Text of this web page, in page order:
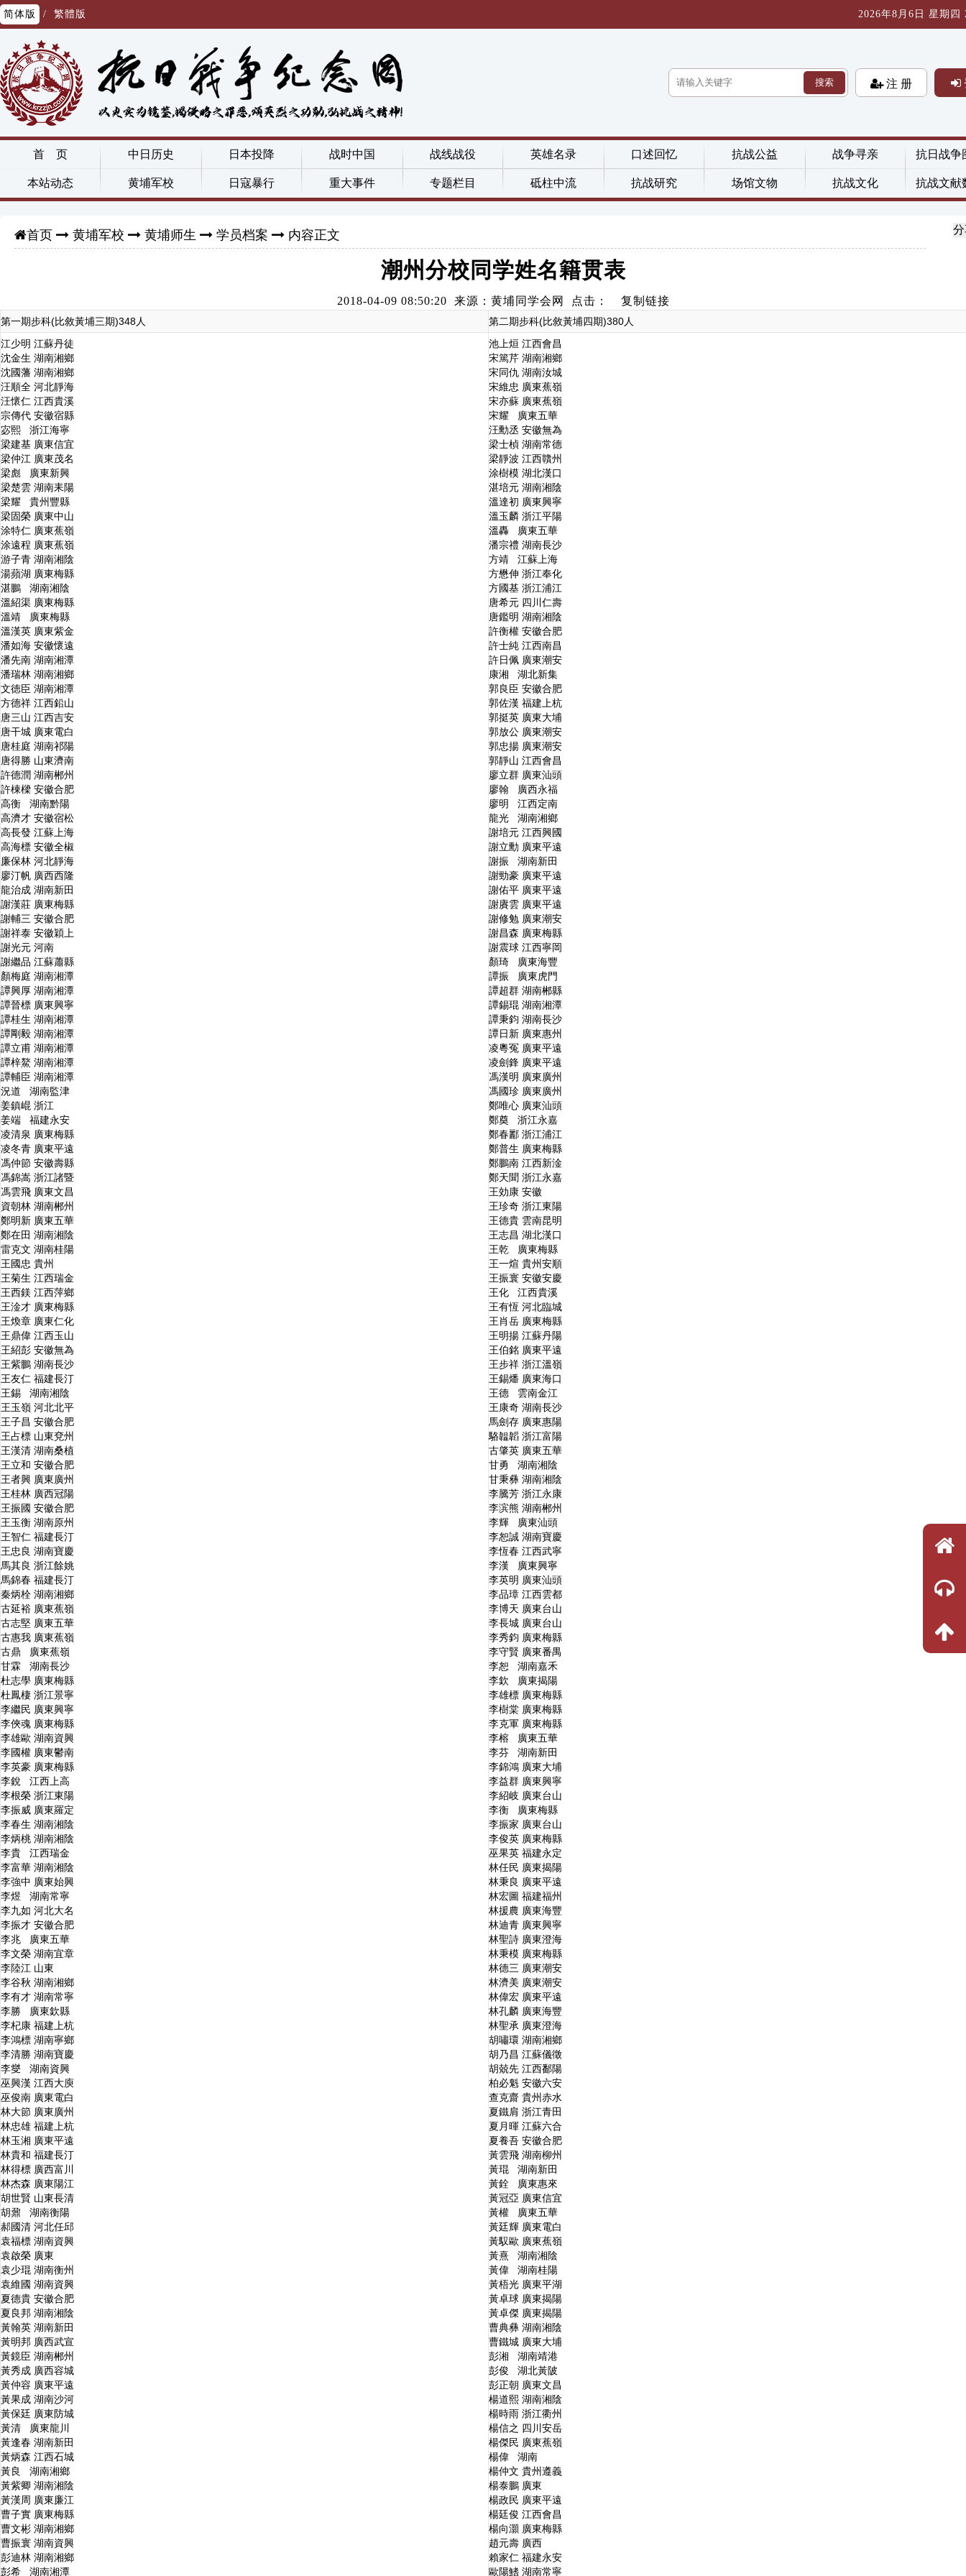
简体版 / 繁體版 2026年8月6日 星期四
搜索 注 册
首 页 中日历史 日本投降 战时中国 战线战役 英雄名录 口述回忆 抗战公益 战争寻亲 抗日战争
本站动态 黄埔军校 日寇暴行 重大事件 专题栏目 砥柱中流 抗战研究 场馆文物 抗战文化 抗战文献
首页 黄埔军校 黄埔师生 学员档案 内容正文
潮州分校同学姓名籍贯表
2018-04-09 08:50:20 来源：黄埔同学会网 点击： 复制链接
第一期步科(比敘黃埔三期)348人
第二期步科(比敘黃埔四期)380人
江少明 江蘇丹徒
沈金生 湖南湘鄉
沈國藩 湖南湘鄉
汪順全 河北靜海
汪懷仁 江西貴溪
宗傳代 安徽宿縣
宓熙 浙江海寧
梁建基 廣東信宜
梁仲江 廣東茂名
梁彪 廣東新興
梁楚雲 湖南耒陽
梁耀 貴州豐縣
梁固榮 廣東中山
涂特仁 廣東蕉嶺
涂遠程 廣東蕉嶺
游子青 湖南湘陰
湯蘋湖 廣東梅縣
湛鵬 湖南湘陰
溫紹渠 廣東梅縣
溫靖 廣東梅縣
溫漢英 廣東紫金
潘如海 安徽懷遠
潘先南 湖南湘潭
潘瑞林 湖南湘鄉
文徳臣 湖南湘潭
方德祥 江西鉛山
唐三山 江西吉安
唐干城 廣東電白
唐桂庭 湖南祁陽
唐得勝 山東濟南
許德潤 湖南郴州
許棟樑 安徽合肥
高衡 湖南黔陽
高濟才 安徽宿松
高長發 江蘇上海
高海標 安徽全椒
廉保林 河北靜海
廖汀帆 廣西西隆
龍治成 湖南新田
謝漢莊 廣東梅縣
謝輔三 安徽合肥
謝祥泰 安徽穎上
謝光元 河南
謝繼品 江蘇蕭縣
顏梅庭 湖南湘潭
譚興厚 湖南湘潭
譚晉標 廣東興寧
譚桂生 湖南湘潭
譚剛毅 湖南湘潭
譚立甫 湖南湘潭
譚梓鰲 湖南湘潭
譚輔臣 湖南湘潭
況道 湖南監津
姜鎮崐 浙江
姜端 福建永安
凌清泉 廣東梅縣
凌冬青 廣東平遠
馮仲節 安徽壽縣
馮錦嵩 浙江諸暨
馮雲飛 廣東文昌
資朝林 湖南郴州
鄭明新 廣東五華
鄭在田 湖南湘陰
雷克文 湖南桂陽
王國忠 貴州
王菊生 江西瑞金
王西鎂 江西萍鄉
王淦才 廣東梅縣
王煥章 廣東仁化
王鼎偉 江西玉山
王紹彭 安徽無為
王紫鵬 湖南長沙
王友仁 福建長汀
王錫 湖南湘陰
王玉嶺 河北北平
王子昌 安徽合肥
王占標 山東兗州
王漢清 湖南桑植
王立和 安徽合肥
王者興 廣東廣州
王桂林 廣西冠陽
王振國 安徽合肥
王玉衡 湖南原州
王智仁 福建長汀
王忠良 湖南寶慶
馬其良 浙江餘姚
馬錦春 福建長汀
秦炳栓 湖南湘鄉
古延裕 廣東蕉嶺
古志堅 廣東五華
古惠我 廣東蕉嶺
古鼎 廣東蕉嶺
甘霖 湖南長沙
杜志學 廣東梅縣
杜鳳棲 浙江景寧
李繼民 廣東興寧
李俠魂 廣東梅縣
李雄歐 湖南資興
李國權 廣東鬱南
李英豪 廣東梅縣
李銳 江西上高
李根榮 浙江東陽
李振威 廣東羅定
李春生 湖南湘陰
李炳桃 湖南湘陰
李貴 江西瑞金
李富華 湖南湘陰
李強中 廣東始興
李煜 湖南常寧
李九如 河北大名
李振才 安徽合肥
李兆 廣東五華
李文榮 湖南宜章
李陸江 山東
李谷秋 湖南湘鄉
李有才 湖南常寧
李勝 廣東欽縣
李杞康 福建上杭
李鴻標 湖南寧鄉
李清勝 湖南寶慶
李燮 湖南資興
巫興漢 江西大庾
巫俊南 廣東電白
林大節 廣東廣州
林忠雄 福建上杭
林玉湘 廣東平遠
林貴和 福建長汀
林得標 廣西富川
林杰森 廣東陽江
胡世賢 山東長清
胡鼐 湖南衡陽
郝國清 河北任邱
袁福標 湖南資興
袁啟榮 廣東
袁少琨 湖南衡州
袁維國 湖南資興
夏德貴 安徽合肥
夏良邦 湖南湘陰
黃翰英 湖南新田
黃明邦 廣西武宣
黃鏡臣 湖南郴州
黃秀成 廣西容城
黃仲容 廣東平遠
黃果成 湖南沙河
黃保廷 廣東防城
黃清 廣東龍川
黃逢春 湖南新田
黃炳森 江西石城
黃良 湖南湘鄉
黃紫卿 湖南湘陰
黃漢周 廣東廉江
曹子實 廣東梅縣
曹文彬 湖南湘鄉
曹振寰 湖南資興
彭迪林 湖南湘鄉
彭希 湖南湘潭
池上烜 江西會昌
宋篤芹 湖南湘鄉
宋同仇 湖南汝城
宋維忠 廣東蕉嶺
宋亦蘇 廣東蕉嶺
宋耀 廣東五華
汪勳丞 安徽無為
梁士楨 湖南常德
梁靜波 江西贛州
涂樹模 湖北漢口
湛培元 湖南湘陰
溫達初 廣東興寧
溫玉麟 浙江平陽
溫轟 廣東五華
潘宗禮 湖南長沙
方靖 江蘇上海
方懋伸 浙江奉化
方國基 浙江浦江
唐希元 四川仁壽
唐鑑明 湖南湘陰
許衡權 安徽合肥
許士純 江西南昌
許日佩 廣東潮安
康湘 湖北新集
郭良臣 安徽合肥
郭佐漢 福建上杭
郭挺英 廣東大埔
郭放公 廣東潮安
郭忠揚 廣東潮安
郭靜山 江西會昌
廖立群 廣東汕頭
廖翰 廣西永福
廖明 江西定南
龍光 湖南湘鄉
謝培元 江西興國
謝立勳 廣東平遠
謝振 湖南新田
謝勁豪 廣東平遠
謝佑平 廣東平遠
謝賡雲 廣東平遠
謝修勉 廣東潮安
謝昌森 廣東梅縣
謝震球 江西寧岡
顏琦 廣東海豐
譚振 廣東虎門
譚超群 湖南郴縣
譚錫琨 湖南湘潭
譚秉鈞 湖南長沙
譚日新 廣東惠州
凌粵冤 廣東平遠
凌劍鋒 廣東平遠
馮漢明 廣東廣州
馮國珍 廣東廣州
鄭唯心 廣東汕頭
鄭奠 浙江永嘉
鄭春酈 浙江浦江
鄭普生 廣東梅縣
鄭鵬南 江西新淦
鄭天聞 浙江永嘉
王効康 安徽
王珍奇 浙江東陽
王德貴 雲南昆明
王志昌 湖北漢口
王乾 廣東梅縣
王一煊 貴州安順
王振寰 安徽安慶
王化 江西貴溪
王有恆 河北臨城
王肖岳 廣東梅縣
王明揚 江蘇丹陽
王伯銘 廣東平遠
王步祥 浙江溫嶺
王錫燔 廣東海口
王德 雲南金江
王康奇 湖南長沙
馬劍存 廣東惠陽
駱韞韜 浙江富陽
古肇英 廣東五華
甘勇 湖南湘陰
甘秉彝 湖南湘陰
李騰芳 浙江永康
李滨熊 湖南郴州
李輝 廣東汕頭
李恕誠 湖南寶慶
李恆春 江西武寧
李漢 廣東興寧
李英明 廣東汕頭
李品璋 江西雲都
李博天 廣東台山
李長城 廣東台山
李秀鈞 廣東梅縣
李守賢 廣東番禺
李恕 湖南嘉禾
李欽 廣東揭陽
李雄標 廣東梅縣
李樹棠 廣東梅縣
李克軍 廣東梅縣
李榕 廣東五華
李芬 湖南新田
李錦鴻 廣東大埔
李益群 廣東興寧
李紹岐 廣東台山
李衡 廣東梅縣
李振家 廣東台山
李俊英 廣東梅縣
巫果英 福建永定
林任民 廣東揭陽
林秉良 廣東平遠
林宏圖 福建福州
林援農 廣東海豐
林迪青 廣東興寧
林聖詩 廣東澄海
林秉模 廣東梅縣
林德三 廣東潮安
林濟美 廣東潮安
林偉宏 廣東平遠
林孔麟 廣東海豐
林聖承 廣東澄海
胡嘯環 湖南湘鄉
胡乃昌 江蘇儀徵
胡兢先 江西鄱陽
柏必魁 安徽六安
查克齋 貴州赤水
夏鐵肩 浙江青田
夏月暉 江蘇六合
夏養吾 安徽合肥
黃雲飛 湖南柳州
黃琨 湖南新田
黃銓 廣東惠來
黃冠亞 廣東信宜
黃權 廣東五華
黃廷輝 廣東電白
黃馭歐 廣東蕉嶺
黃熹 湖南湘陰
黃偉 湖南桂陽
黃梧光 廣東平湖
黃卓球 廣東揭陽
黃卓傑 廣東揭陽
曹典彝 湖南湘陰
曹鐵城 廣東大埔
彭湘 湖南靖港
彭俊 湖北黃陂
彭正朝 廣東文昌
楊道熙 湖南湘陰
楊時雨 浙江衢州
楊信之 四川安岳
楊傑民 廣東蕉嶺
楊偉 湖南
楊仲文 貴州遵義
楊泰鵬 廣東
楊政民 廣東平遠
楊廷俊 江西會昌
楊向灝 廣東梅縣
趙元壽 廣西
賴家仁 福建永安
歐陽鰭 湖南常寧